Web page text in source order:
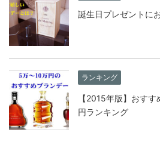
誕生日プレゼントに
ランキング
【2015年版】おす
円ランキング